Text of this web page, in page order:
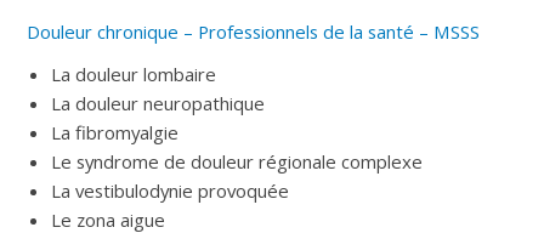
Douleur chronique – Professionnels de la santé – MSSS
La douleur lombaire
La douleur neuropathique
La fibromyalgie
Le syndrome de douleur régionale complexe
La vestibulodynie provoquée
Le zona aigue